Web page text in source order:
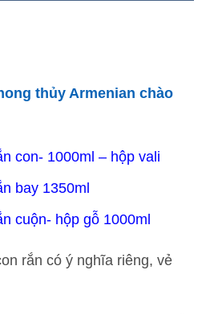
thủy Armenian chào
con- 1000ml – hộp vali
bay 1350ml
cuộn- hộp gỗ 1000ml
rắn có ý nghĩa riêng, vẻ